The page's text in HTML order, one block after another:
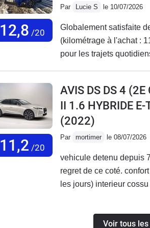
12,8 /20
Par Lucie S le 10/07/2026
Globalement satisfaite
(kilométrage à l'achat :
pour les trajets
changé la vie (plus de
Pour la consommation,
les modes éco sur les
haut mais dans la
agréable, on n'est pas
d'autres voitures. Sur
les tours, mais c'est loin
pendant les longs
grand car on se cogne
11,2 /20
AVIS DS DS 4 (2E
II 1.6 HYBRIDE
(2022)
Par mortimer le 08/07/2026
vehicule detenu depuis
regret de ce coté.
les jours) interieur
démotivéleur seule
Voir tous